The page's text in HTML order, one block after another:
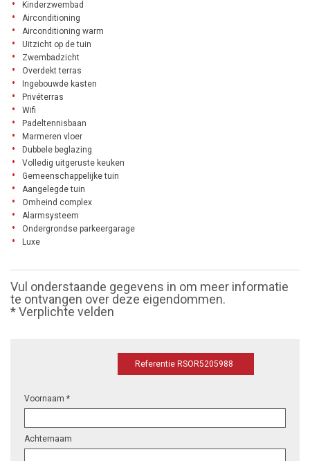
Kinderzwembad
Airconditioning
Airconditioning warm
Uitzicht op de tuin
Zwembadzicht
Overdekt terras
Ingebouwde kasten
Privéterras
Wifi
Padeltennisbaan
Marmeren vloer
Dubbele beglazing
Volledig uitgeruste keuken
Gemeenschappelijke tuin
Aangelegde tuin
Omheind complex
Alarmsysteem
Ondergrondse parkeergarage
Luxe
Vul onderstaande gegevens in om meer informatie
te ontvangen over deze eigendommen.
* Verplichte velden
Referentie RSOR5205988
Voornaam *
Achternaam